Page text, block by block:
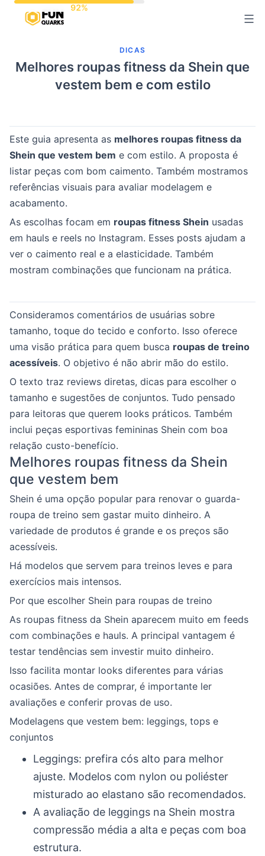
conteúdo
DICAS
Melhores roupas fitness da Shein que
vestem bem e com estilo
Este guia apresenta as melhores roupas fitness da
Shein que vestem bem e com estilo. A proposta é
listar peças com bom caimento. Também mostramos
referências visuais para avaliar modelagem e
acabamento.
As escolhas focam em roupas fitness Shein usadas
em hauls e reels no Instagram. Esses posts ajudam a
ver o caimento real e a elasticidade. Também
mostram combinações que funcionam na prática.
Consideramos comentários de usuárias sobre
tamanho, toque do tecido e conforto. Isso oferece
uma visão prática para quem busca roupas de treino
acessíveis. O objetivo é não abrir mão do estilo.
O texto traz reviews diretas, dicas para escolher o
tamanho e sugestões de conjuntos. Tudo pensado
para leitoras que querem looks práticos. Também
inclui peças esportivas femininas Shein com boa
relação custo-benefício.
Melhores roupas fitness da Shein
que vestem bem
Shein é uma opção popular para renovar o guarda-
roupa de treino sem gastar muito dinheiro. A
variedade de produtos é grande e os preços são
acessíveis.
Há modelos que servem para treinos leves e para
exercícios mais intensos.
Por que escolher Shein para roupas de treino
As roupas fitness da Shein aparecem muito em feeds
com combinações e hauls. A principal vantagem é
testar tendências sem investir muito dinheiro.
Isso facilita montar looks diferentes para várias
ocasiões. Antes de comprar, é importante ler
avaliações e conferir provas de uso.
Modelagens que vestem bem: leggings, tops e
conjuntos
Leggings: prefira cós alto para melhor
ajuste. Modelos com nylon ou poliéster
misturado ao elastano são recomendados.
A avaliação de leggings na Shein mostra
compressão média a alta e peças com boa
estrutura.